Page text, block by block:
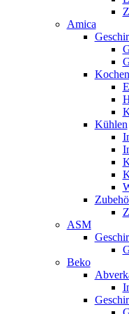
Amica
Kochen
Kühlen
ASM
Beko